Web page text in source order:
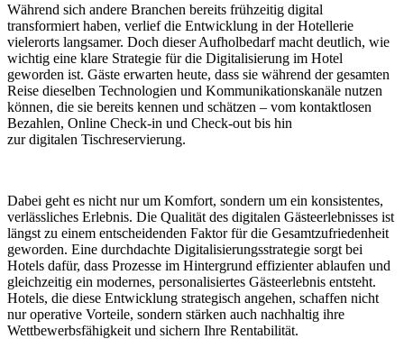
Während sich andere Branchen bereits frühzeitig digital
transformiert haben, verlief die Entwicklung in der Hotellerie
vielerorts langsamer. Doch dieser Aufholbedarf macht deutlich, wie
wichtig eine klare Strategie für die Digitalisierung im Hotel
geworden ist. Gäste erwarten heute, dass sie während der gesamten
Reise dieselben Technologien und Kommunikationskanäle nutzen
können, die sie bereits kennen und schätzen – vom kontaktlosen
Bezahlen, Online Check-in und Check-out bis hin
zur digitalen Tischreservierung.
Dabei geht es nicht nur um Komfort, sondern um ein konsistentes,
verlässliches Erlebnis. Die Qualität des digitalen Gästeerlebnisses ist
längst zu einem entscheidenden Faktor für die Gesamtzufriedenheit
geworden. Eine durchdachte Digitalisierungsstrategie sorgt bei
Hotels dafür, dass Prozesse im Hintergrund effizienter ablaufen und
gleichzeitig ein modernes, personalisiertes Gästeerlebnis entsteht.
Hotels, die diese Entwicklung strategisch angehen, schaffen nicht
nur operative Vorteile, sondern stärken auch nachhaltig ihre
Wettbewerbsfähigkeit und sichern Ihre Rentabilität.